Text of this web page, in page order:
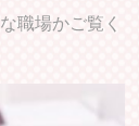
職場かご覧く